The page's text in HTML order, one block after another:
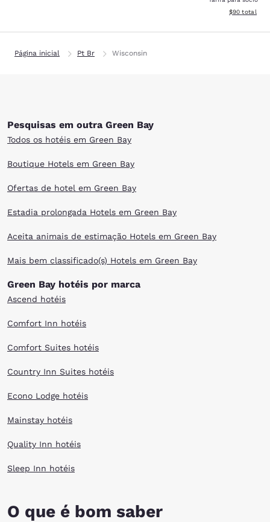
Exibir
$90 total
Página inicial Pt Br Wisconsin
Pesquisas em outra Green Bay
Todos os hotéis em Green Bay
Boutique Hotels em Green Bay
Ofertas de hotel em Green Bay
Estadia prolongada Hotels em Green Bay
Aceita animais de estimação Hotels em Green Bay
Mais bem classificado(s) Hotels em Green Bay
Green Bay hotéis por marca
Ascend hotéis
Comfort Inn hotéis
Comfort Suites hotéis
Country Inn Suites hotéis
Econo Lodge hotéis
Mainstay hotéis
Quality Inn hotéis
Sleep Inn hotéis
O que é bom saber